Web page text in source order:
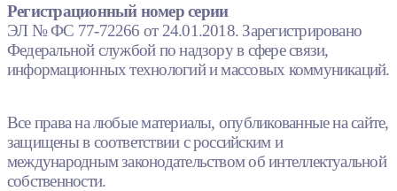
Регистрационный номер серии
ЭЛ № ФС 77-72266 от 24.01.2018. Зарегистрировано
Федеральной службой по надзору в сфере связи,
информационных технологий и массовых коммуникаций.
Все права на любые материалы, опубликованные на сайте,
защищены в соответствии с российским и
международным законодательством об интеллектуальной
собственности.